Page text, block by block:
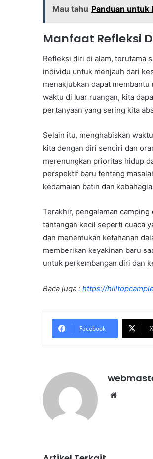
Mau tahu Panduan untuk
Manfaat Refleksi
Refleksi diri di alam, terutama
individu untuk menjauh dari
menakjubkan dapat
waktu di luar ruangan, kita
pertanyaan yang sering kita
Selain itu, menghabiskan
kita dengan diri sendiri dan
merenungkan prioritas hidup
perspektif baru tentang
kedamaian batin dan
Terakhir, pengalaman
tantangan kecil seperti cuaca
dan menemukan ketahanan
memberikan keyakinan baru
untuk perkembangan diri dan
Baca juga : https://
Facebook X